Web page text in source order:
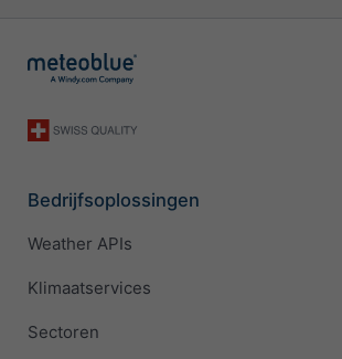
Bedrijfsoplossingen
Weather APIs
Klimaatservices
Sectoren